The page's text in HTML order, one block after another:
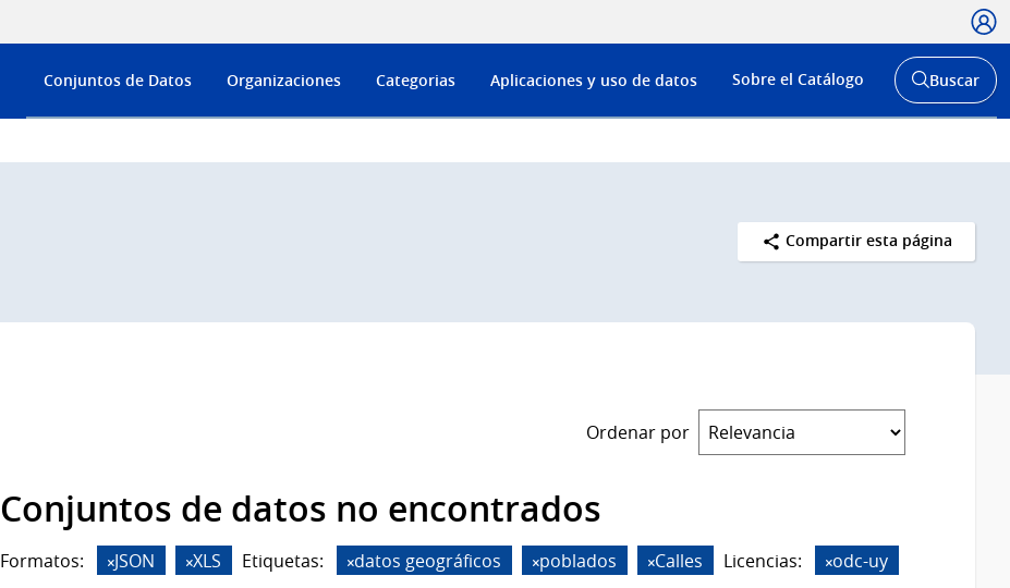
Menú
de
Conjuntos de Datos Organizaciones Categorias Aplicaciones y uso de datos Sobre el Catálogo
Abrir
buscador
Buscar
Compartir esta página
Ordenar por
Conjuntos de datos no encontrados
Formatos: JSON XLS Etiquetas: datos geográficos poblados Calles Licencias: odc-uy